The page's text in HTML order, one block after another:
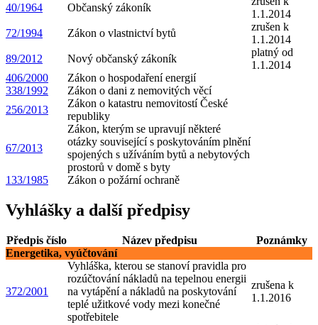
40/1964
Občanský zákoník
1.1.2014
72/1994
Zákon o vlastnictví bytů
zrušen k
1.1.2014
89/2012
Nový občanský zákoník
platný od
1.1.2014
406/2000
Zákon o hospodaření energií
338/1992
Zákon o dani z nemovitých věcí
256/2013
Zákon o katastru nemovitostí České
republiky
67/2013
Zákon, kterým se upravují některé
otázky související s poskytováním plnění
spojených s užíváním bytů a nebytových
prostorů v domě s byty
133/1985
Zákon o požární ochraně
Vyhlášky a další předpisy
Předpis číslo Název předpisu
Poznámky
Energetika, vyúčtování
372/2001
Vyhláška, kterou se stanoví pravidla pro
rozúčtování nákladů na tepelnou energii
na vytápění a nákladů na poskytování
teplé užitkové vody mezi konečné
spotřebitele
zrušena k
1.1.2016